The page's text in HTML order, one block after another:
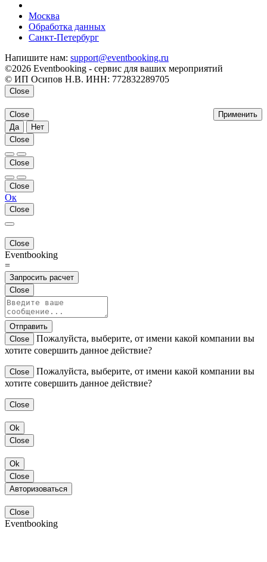
Москва
Обработка данных
Санкт-Петербург
Напишите нам: support@eventbooking.ru
©2026 Eventbooking - сервис для ваших мероприятий
© ИП Осипов Н.В. ИНН: 772832289705
Close
Применить
Close
Да
Нет
Close
Close
Close
Ок
Close
Close
Eventbooking
=
Запросить расчет
Close
Отправить
Close
Пожалуйста, выберите, от имени какой компании вы
хотите совершить данное действие?
Close
Пожалуйста, выберите, от имени какой компании вы
хотите совершить данное действие?
Close
Ok
Close
Ok
Close
Авторизоваться
Close
Eventbooking